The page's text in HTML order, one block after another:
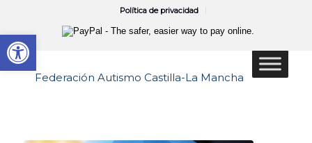
Política de privacidad
Abrir barra de herramientas